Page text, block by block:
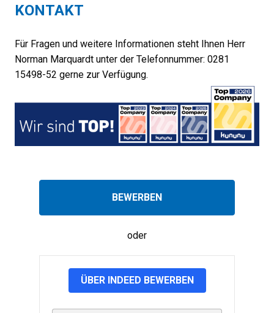
KONTAKT
Für Fragen und weitere Informationen steht Ihnen Herr
Norman Marquardt unter der Telefonnummer: 0281
15498-52 gerne zur Verfügung.
BEWERBEN
oder
ÜBER INDEED BEWERBEN